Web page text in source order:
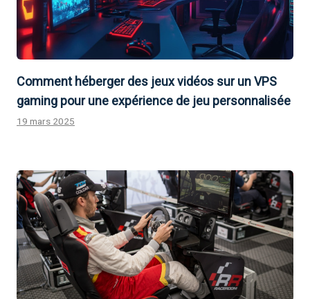
Comment héberger des jeux vidéos sur un VPS
gaming pour une expérience de jeu personnalisée
19 mars 2025